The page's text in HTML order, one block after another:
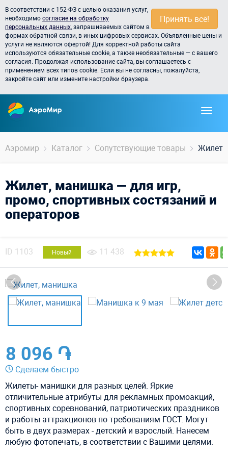
Принять всё!
В соответствии с 152-ФЗ с целью оказания услуг,
необходимосогласие на обработку
персональных данных , запрашиваемых сайтом в
формах обратной связи, в иных цифровых сервисах. Объявленные цены и
услуги не являются офертой! Для корректной работы сайта
используются обязательные cookie, а также необязательные — с вашего
согласия. Продолжая использование сайта, вы соглашаетесь с
применением всех типов cookie. Если вы не согласны, пожалуйста,
закройте сайт или измените настройки браузера.
Аэромир Каталог Сопутствующие товары Жилет,
Жилет, манишка — для игр,
промо, спортивных состязаний и
операторов
ID 1103 Новый 11 438
8 096 ֏
Сделаем быстро
Жилеты- манишки для разных целей. Яркие
отличительные атрибуты для рекламных промоакций,
спортивных соревнований, патриотических праздников
и работы аттракционов по требованиям ГОСТ. Могут
быть в двух размерах - детский и взрослый. Нанесем
любую фотопечать, в соответствии с Вашими целями.